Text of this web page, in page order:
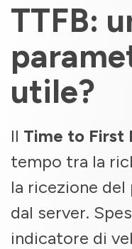
TTFB:
utile?
Il Time to First
tempo tra la
la ricezione
dal server.
indicatore di